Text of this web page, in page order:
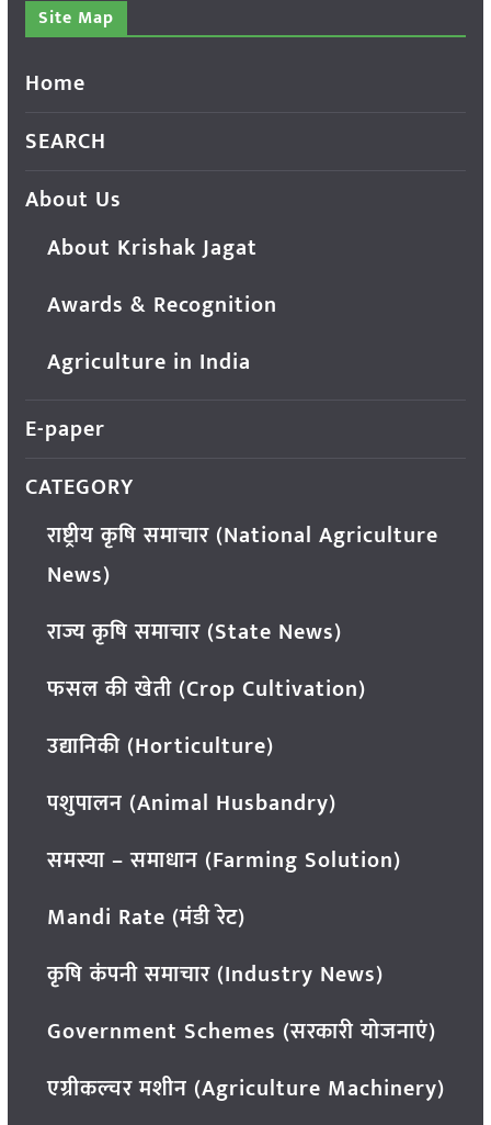
Site Map
Home
SEARCH
About Us
About Krishak Jagat
Awards & Recognition
Agriculture in India
E-paper
CATEGORY
राष्ट्रीय कृषि समाचार (National Agriculture
News)
राज्य कृषि समाचार (State News)
फसल की खेती (Crop Cultivation)
उद्यानिकी (Horticulture)
पशुपालन (Animal Husbandry)
समस्या – समाधान (Farming Solution)
Mandi Rate (मंडी रेट)
कृषि कंपनी समाचार (Industry News)
Government Schemes (सरकारी योजनाएं)
एग्रीकल्चर मशीन (Agriculture Machinery)